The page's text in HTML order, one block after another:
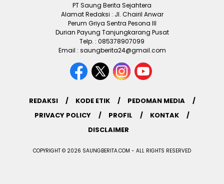
PT Saung Berita Sejahtera
Alamat Redaksi : Jl. Chairil Anwar
Perum Griya Sentra Pesona III
Durian Payung Tanjungkarang Pusat
Telp. : 085378907099
Email : saungberita24@gmail.com
REDAKSI KODE ETIK
PEDOMAN MEDIA
PRIVACY POLICY
PROFIL
KONTAK
DISCLAIMER
COPYRIGHT © 2026 SAUNGBERITA.COM - ALL RIGHTS RESERVED